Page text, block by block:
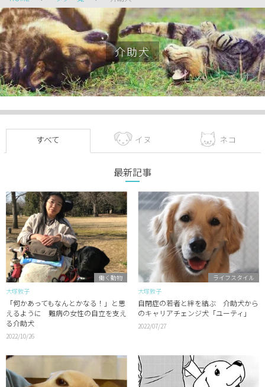
介助犬
すべて イヌ ネコ
最新記事
働く動物
大塚敦子
「何かあってもなんとかなる！」と思
えるように 難病の女性の自立を支え
る介助犬
2022/10/26
ライフスタイル
大塚敦子
自閉症の若者と絆を結ぶ 介助犬から
のキャリアチェンジ犬「ユーティ」
2022/07/27